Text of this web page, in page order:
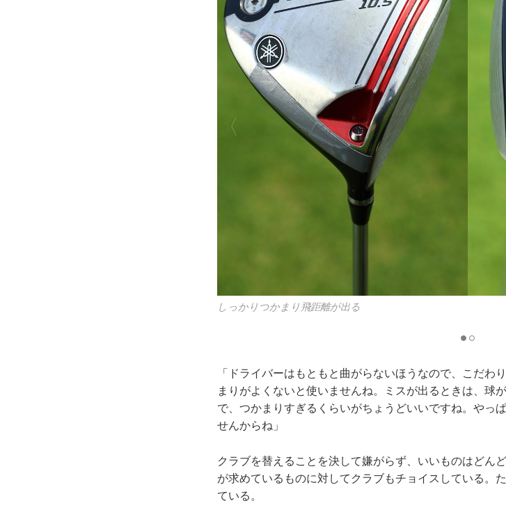
ドライバーはとにかくつかまることを重視して
「ドライバーはもともと曲がらないほうなので、こだわ
まりがよくないと使いませんね。ミスが出るときは、球
で、つかまりすぎるくらいがちょうどいいですね。やっ
せんからね」
クラブを替えることを決して嫌がらず、いいものはどん
が求めているものに対してクラブもチョイスしている。
ている。